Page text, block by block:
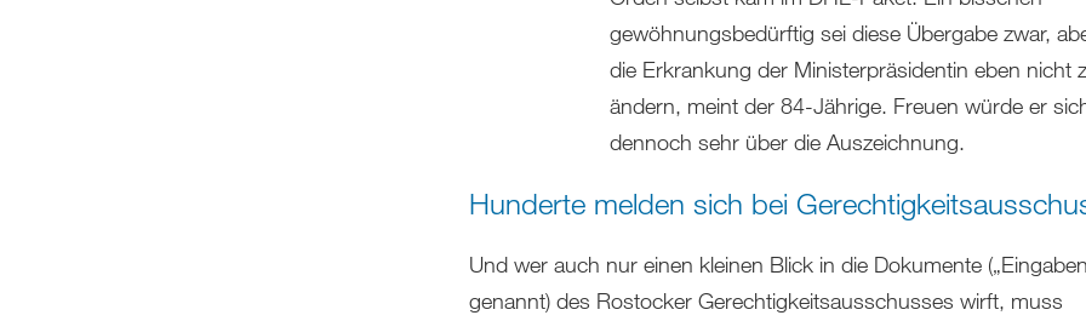
gewöhnungsbedürftig sei diese Übergabe zwar,
die Erkrankung der Ministerpräsidentin eben nicht
ändern, meint der 84-Jährige. Freuen würde er
dennoch sehr über die Auszeichnung.
Hunderte melden sich bei
Und wer auch nur einen kleinen Blick in die Dokumente
genannt) des Rostocker Gerechtigkeitsausschusses wirft, muss